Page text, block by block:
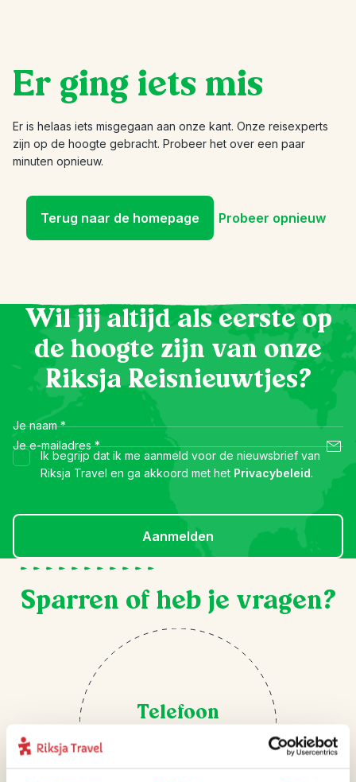
Er ging iets mis
Er is helaas iets misgegaan aan onze kant. Onze reisexperts
zijn op de hoogte gebracht. Probeer het over een paar
minuten opnieuw.
Terug naar de homepage Probeer opnieuw
Wil jij altijd als eerste op
de hoogte zijn van onze
Riksja Reisnieuwtjes?
Je naam *
Je e-mailadres *
Ik begrijp dat ik me aanmeld voor de nieuwsbrief van
Riksja Travel en ga akkoord met het Privacybeleid.
Aanmelden
Sparren of heb je vragen?
Telefoon